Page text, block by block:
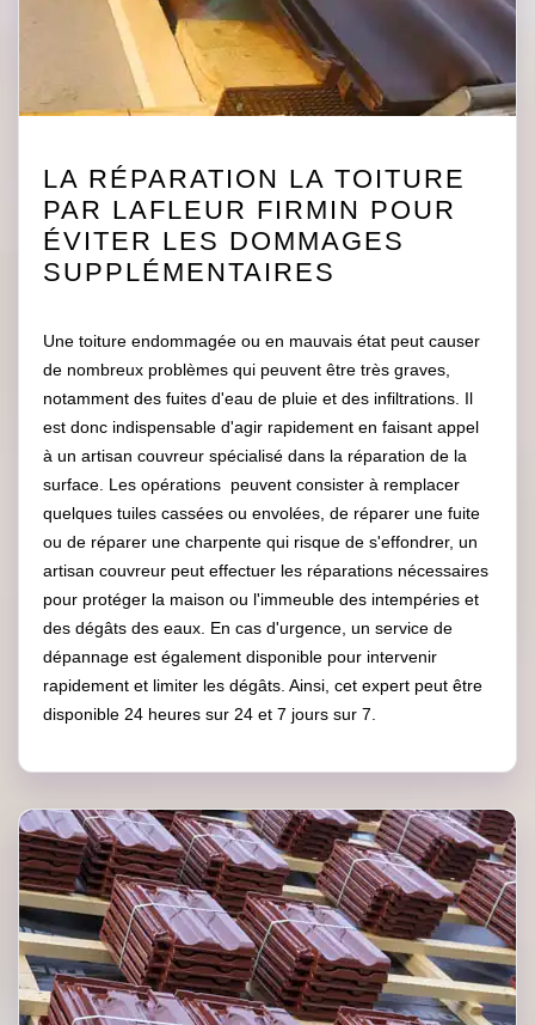
LA RÉPARATION LA TOITURE
PAR LAFLEUR FIRMIN POUR
ÉVITER LES DOMMAGES
SUPPLÉMENTAIRES
Une toiture endommagée ou en mauvais état peut causer
de nombreux problèmes qui peuvent être très graves,
notamment des fuites d'eau de pluie et des infiltrations. Il
est donc indispensable d'agir rapidement en faisant appel
à un artisan couvreur spécialisé dans la réparation de la
surface. Les opérations peuvent consister à remplacer
quelques tuiles cassées ou envolées, de réparer une fuite
ou de réparer une charpente qui risque de s'effondrer, un
artisan couvreur peut effectuer les réparations nécessaires
pour protéger la maison ou l'immeuble des intempéries et
des dégâts des eaux. En cas d'urgence, un service de
dépannage est également disponible pour intervenir
rapidement et limiter les dégâts. Ainsi, cet expert peut être
disponible 24 heures sur 24 et 7 jours sur 7.